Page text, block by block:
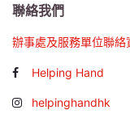
聯絡我們
辦事處及服務單位聯絡
Helping Hand
helpinghandhk